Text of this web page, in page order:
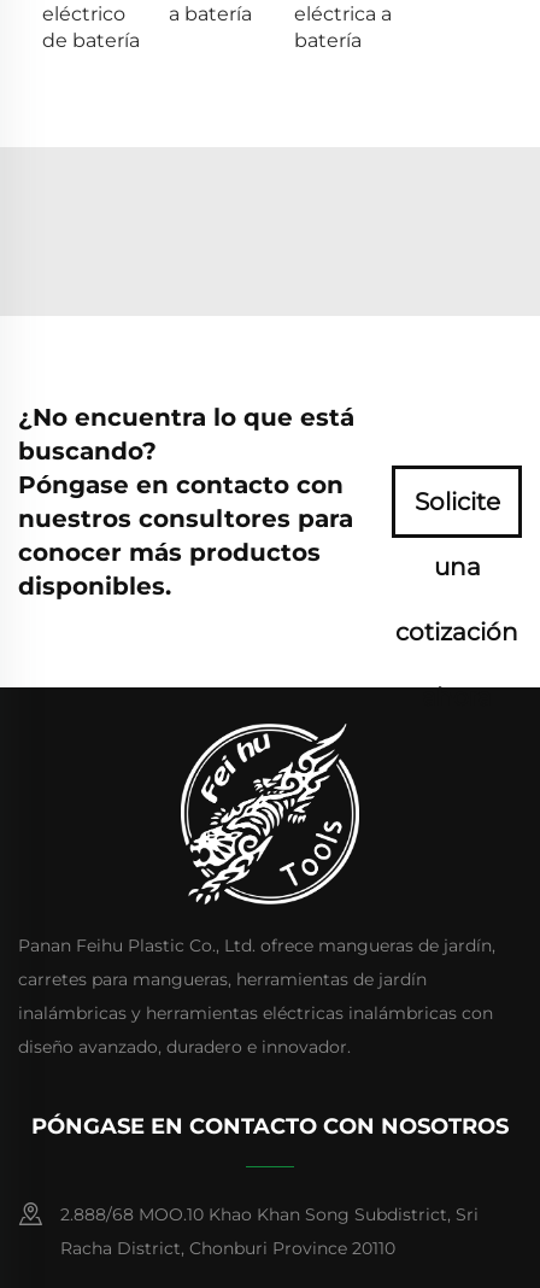
eléctrico
de batería
a batería
eléctrica a
batería
¿No encuentra lo que está
buscando?
Póngase en contacto con
nuestros consultores para
conocer más productos
disponibles.
Solicite
una
cotización
ahora
Panan Feihu Plastic Co., Ltd. ofrece mangueras de jardín,
carretes para mangueras, herramientas de jardín
inalámbricas y herramientas eléctricas inalámbricas con
diseño avanzado, duradero e innovador.
PÓNGASE EN CONTACTO CON NOSOTROS
2.888/68 MOO.10 Khao Khan Song Subdistrict, Sri
Racha District, Chonburi Province 20110